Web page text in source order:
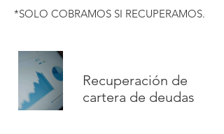
*SOLO COBRAMOS SI RECUPERAMOS.
Recuperación de
cartera de deudas